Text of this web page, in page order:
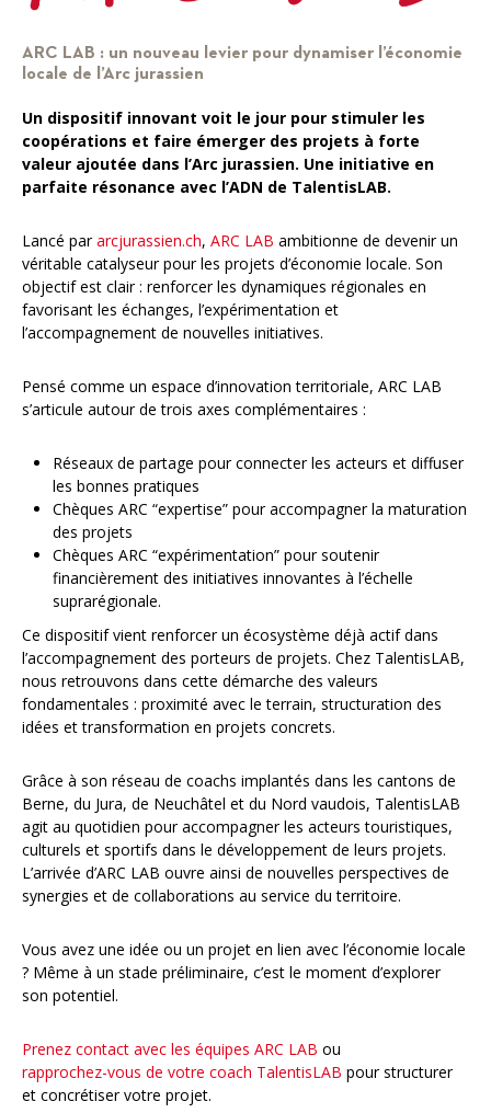
ARC LAB : un nouveau levier pour dynamiser l’économie
locale de l’Arc jurassien
Un dispositif innovant voit le jour pour stimuler les
coopérations et faire émerger des projets à forte
valeur ajoutée dans l’Arc jurassien. Une initiative en
parfaite résonance avec l’ADN de TalentisLAB.
Lancé pararcjurassien.ch, ARC LAB ambitionne de devenir un
véritable catalyseur pour les projets d’économie locale. Son
objectif est clair : renforcer les dynamiques régionales en
favorisant les échanges, l’expérimentation et
l’accompagnement de nouvelles initiatives.
Pensé comme un espace d’innovation territoriale, ARC LAB
s’articule autour de trois axes complémentaires :
Réseaux de partage pour connecter les acteurs et diffuser
les bonnes pratiques
Chèques ARC “expertise” pour accompagner la maturation
des projets
Chèques ARC “expérimentation” pour soutenir
financièrement des initiatives innovantes à l’échelle
suprarégionale.
Ce dispositif vient renforcer un écosystème déjà actif dans
l’accompagnement des porteurs de projets. Chez TalentisLAB,
nous retrouvons dans cette démarche des valeurs
fondamentales : proximité avec le terrain, structuration des
idées et transformation en projets concrets.
Grâce à son réseau de coachs implantés dans les cantons de
Berne, du Jura, de Neuchâtel et du Nord vaudois, TalentisLAB
agit au quotidien pour accompagner les acteurs touristiques,
culturels et sportifs dans le développement de leurs projets.
L’arrivée d’ARC LAB ouvre ainsi de nouvelles perspectives de
synergies et de collaborations au service du territoire.
Vous avez une idée ou un projet en lien avec l’économie locale
? Même à un stade préliminaire, c’est le moment d’explorer
son potentiel.
Prenez contact avec les équipes ARC LAB ou
rapprochez-vous de votre coach TalentisLAB pour structurer
et concrétiser votre projet.